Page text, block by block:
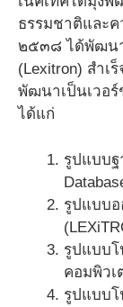
ธรรมชาติและ
๒๕๓๘ ได้พัฒนา
(Lexitron) สำเ
พัฒนาเป็นเวอ
ได้แก่
รูปแบบฐ
รูปแบบ
รูปแบบโ
คอมพิวเ
รูปแบบ